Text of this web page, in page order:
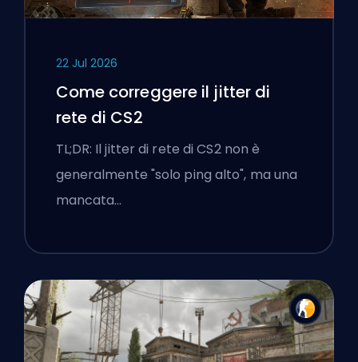
22 Jul 2026
Come correggere il jitter di
rete di CS2
TL;DR: Il jitter di rete di CS2 non è
generalmente "solo ping alto", ma una
mancata…